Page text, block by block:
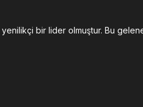
bir lider olmuştur. Bu